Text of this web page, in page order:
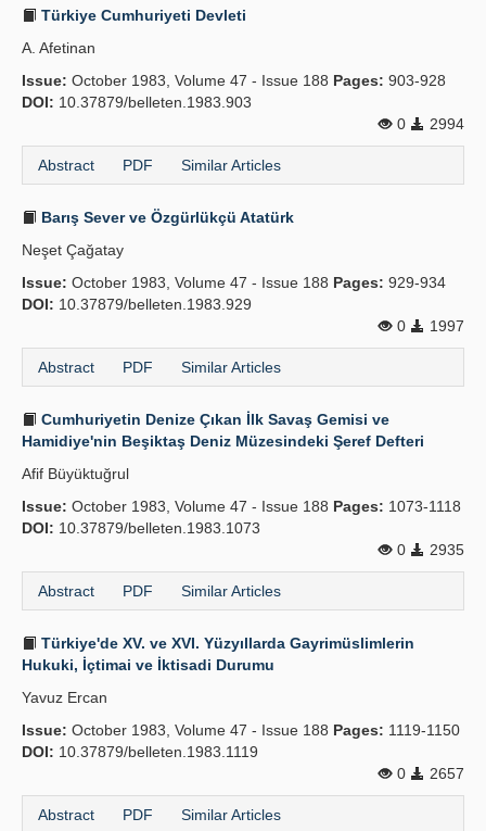
Türkiye Cumhuriyeti Devleti
A. Afetinan
Issue: October 1983, Volume 47 - Issue 188 Pages: 903-928
DOI: 10.37879/belleten.1983.903
0
2994
Abstract PDF Similar Articles
Barış Sever ve Özgürlükçü Atatürk
Neşet Çağatay
Issue: October 1983, Volume 47 - Issue 188 Pages: 929-934
DOI: 10.37879/belleten.1983.929
0
1997
Abstract PDF Similar Articles
Cumhuriyetin Denize Çıkan İlk Savaş Gemisi ve
Hamidiye'nin Beşiktaş Deniz Müzesindeki Şeref Defteri
Afif Büyüktuğrul
Issue: October 1983, Volume 47 - Issue 188 Pages: 1073-1118
DOI: 10.37879/belleten.1983.1073
0
2935
Abstract PDF Similar Articles
Türkiye'de XV. ve XVI. Yüzyıllarda Gayrimüslimlerin
Hukuki, İçtimai ve İktisadi Durumu
Yavuz Ercan
Issue: October 1983, Volume 47 - Issue 188 Pages: 1119-1150
DOI: 10.37879/belleten.1983.1119
0
2657
Abstract PDF Similar Articles